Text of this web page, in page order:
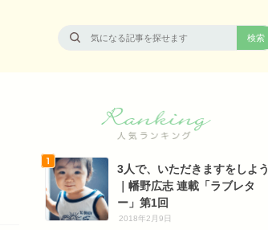
3人で、いただきますをしよう
｜幡野広志 連載「ラブレタ
ー」第1回
2018年2月9日